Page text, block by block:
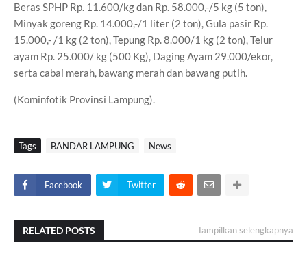
Beras SPHP Rp. 11.600/kg dan Rp. 58.000,-/5 kg (5 ton),
Minyak goreng Rp. 14.000,-/1 liter (2 ton), Gula pasir Rp.
15.000,- /1 kg (2 ton), Tepung Rp. 8.000/1 kg (2 ton), Telur
ayam Rp. 25.000/ kg (500 Kg), Daging Ayam 29.000/ekor,
serta cabai merah, bawang merah dan bawang putih.
(Kominfotik Provinsi Lampung).
Tags BANDAR LAMPUNG News
Facebook Twitter
RELATED POSTS Tampilkan selengkapnya